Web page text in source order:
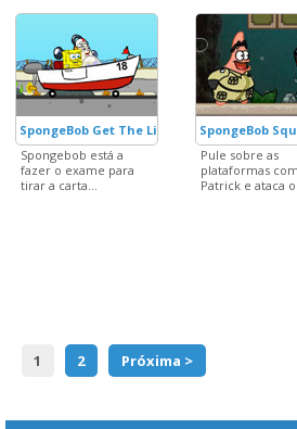
SpongeBob Get The License!
Spongebob está a
fazer o exame para
tirar a carta...
SpongeBob
Pule sobre as
plataformas
Patrick e ataca
1 2 Próxima >